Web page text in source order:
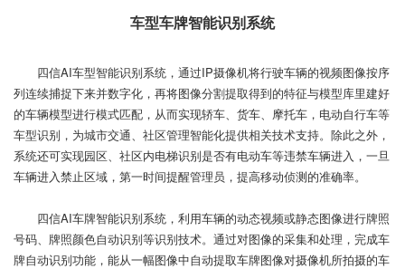
车型车牌智能识别系统
四信AI车型智能识别系统，通过IP摄像机将行驶车辆的视频图像按序
列连续捕捉下来并数字化，再将图像分割提取得到的特征与模型库里建好
的车辆模型进行模式匹配，从而实现轿车、货车、摩托车，电动自行车等
车型识别，为城市交通、社区管理智能化提供相关技术支持。除此之外，
系统还可实现园区、社区内电梯识别是否有电动车等违禁车辆进入，一旦
车辆进入禁止区域，第一时间提醒管理员，提高移动侦测的准确率。
四信AI车牌智能识别系统，利用车辆的动态视频或静态图像进行牌照
号码、牌照颜色自动识别等识别技术。通过对图像的采集和处理，完成车
牌自动识别功能，能从一幅图像中自动提取车牌图像对摄像机所拍摄的车